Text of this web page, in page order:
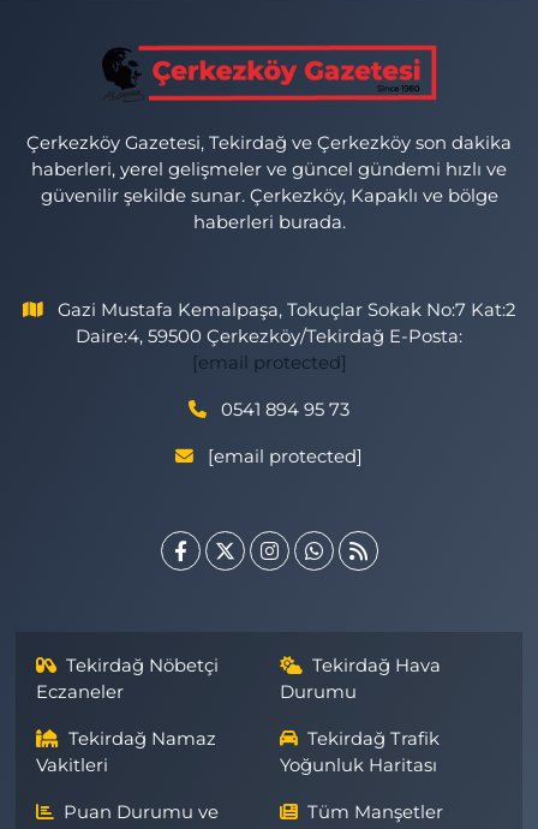
Çerkezköy Gazetesi, Tekirdağ ve Çerkezköy son dakika
haberleri, yerel gelişmeler ve güncel gündemi hızlı ve
güvenilir şekilde sunar. Çerkezköy, Kapaklı ve bölge
haberleri burada.
Gazi Mustafa Kemalpaşa, Tokuçlar Sokak No:7 Kat:2
Daire:4, 59500 Çerkezköy/Tekirdağ E-Posta:
[email protected]
0541 894 95 73
[email protected]
Tekirdağ Nöbetçi
Eczaneler
Tekirdağ Hava
Durumu
Tekirdağ Namaz
Vakitleri
Tekirdağ Trafik
Yoğunluk Haritası
Puan Durumu ve
Tüm Manşetler